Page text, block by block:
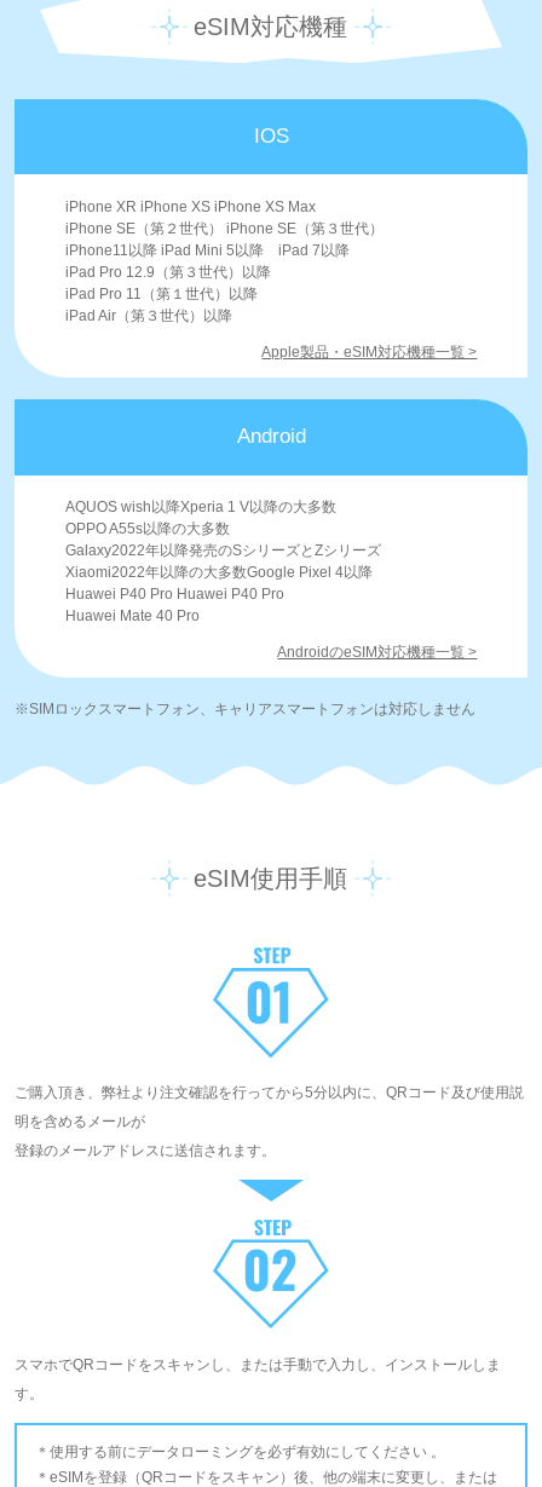
eSIM対応機種
IOS
iPhone XR iPhone XS iPhone XS Max
iPhone SE（第２世代） iPhone SE（第３世代）
iPhone11以降 iPad Mini 5以降 iPad 7以降
iPad Pro 12.9（第３世代）以降
iPad Pro 11（第１世代）以降
iPad Air（第３世代）以降
Apple製品・eSIM対応機種一覧 >
Android
AQUOS wish以降Xperia 1 V以降の大多数
OPPO A55s以降の大多数
Galaxy2022年以降発売のSシリーズとZシリーズ
Xiaomi2022年以降の大多数Google Pixel 4以降
Huawei P40 Pro Huawei P40 Pro
Huawei Mate 40 Pro
AndroidのeSIM対応機種一覧 >
※SIMロックスマートフォン、キャリアスマートフォンは対応しません
eSIM使用手順
ご購入頂き、弊社より注文確認を行ってから5分以内に、QRコード及び使用説
明を含めるメールが
登録のメールアドレスに送信されます。
スマホでQRコードをスキャンし、または手動で入力し、インストールしま
す。
使用する前にデータローミングを必ず有効にしてください 。
eSIMを登録（QRコードをスキャン）後、他の端末に変更し、または